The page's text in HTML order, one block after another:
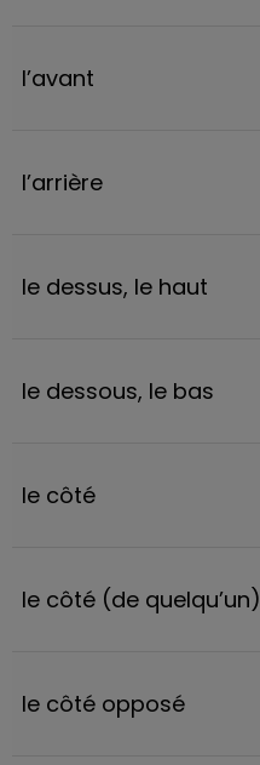
l’avant
l’arrière
le dessus, le haut
le dessous, le bas
le côté
le côté (de quelqu’un)
le côté opposé